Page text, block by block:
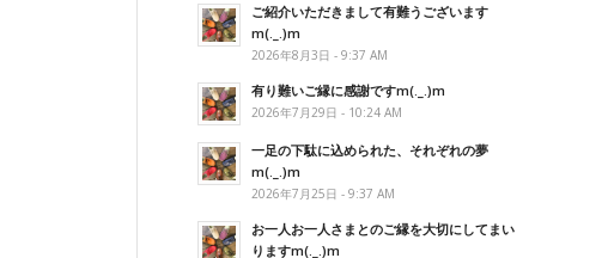
ご紹介いただきまして有難うございます
m(._.)m
2026年8月3日 - 9:37 AM
有り難いご縁に感謝ですm(._.)m
2026年7月29日 - 10:24 AM
一足の下駄に込められた、それぞれの夢
m(._.)m
2026年7月25日 - 9:37 AM
お一人お一人さまとのご縁を大切にしてまい
りますm(._.)m